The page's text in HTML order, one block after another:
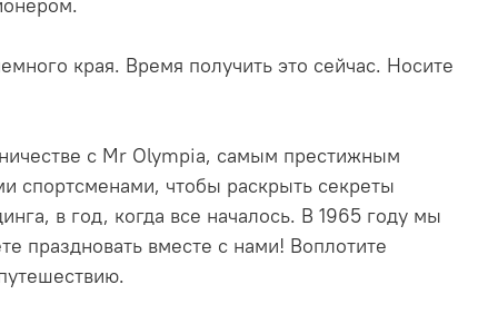
края. Время получить это сейчас. Носите
с Mr Olympia, самым престижным
спортсменами, чтобы раскрыть секреты
в год, когда все началось. В 1965 году мы
праздновать вместе с нами! Воплотите